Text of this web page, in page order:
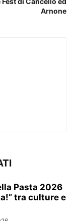
Arnone
Pasta 2026
tra culture e